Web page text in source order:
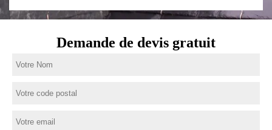
Demande de devis gratuit